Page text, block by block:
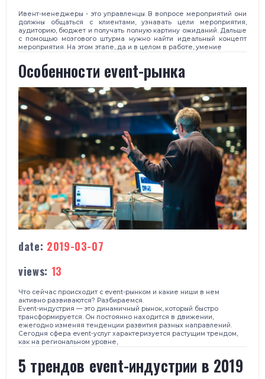
Ивент-менеджеры - это управленцы. В вопросе мероприятий они
должны общаться с клиентами, узнавать цели мероприятия,
аудиторию, бюджет и получать полную картину ожиданий. Дальше
с помощью мозгового штурма нужно найти идеальный концепт
мероприятия. На этом этапе, да и в целом в работе, умение
Особенности event-рынка
date: 2019-03-07
views: 13
Что сейчас происходит с event-рынком и какие ниши в нем
активно развиваются? Разбираемся.
Event-индустрия — это динамичный рынок, который быстро
трансформируется. Он постоянно находится в движении,
ежегодно изменяя тенденции развития разных направлений.
Сегодня сфера event-услуг характеризуется растущим трендом,
как на региональном уровне,
5 трендов event-индустрии в 2019